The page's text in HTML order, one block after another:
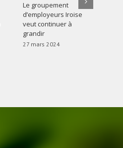
Le groupement
d’employeurs Iroise
veut continuer à
grandir
27 mars 2024